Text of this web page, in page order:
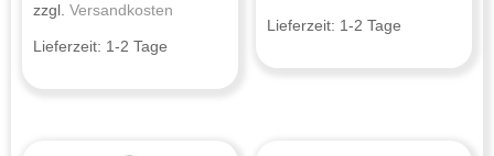
zzgl. Versandkosten
Lieferzeit: 1-2 Tage
Lieferzeit: 1-2 Tage